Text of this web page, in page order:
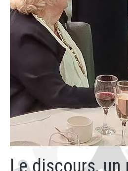
Le discours, un